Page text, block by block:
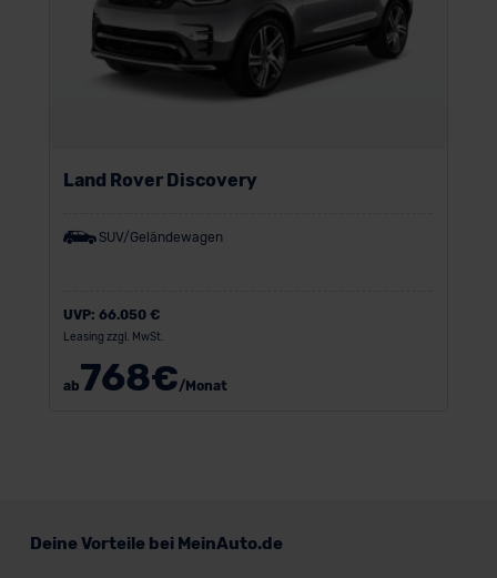
Land Rover Discovery
SUV/Geländewagen
UVP: 66.050 €
Leasing zzgl. MwSt.
ab768€/Monat
Deine Vorteile bei MeinAuto.de